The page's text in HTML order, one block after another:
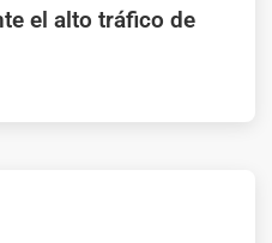
el alto tráfico de